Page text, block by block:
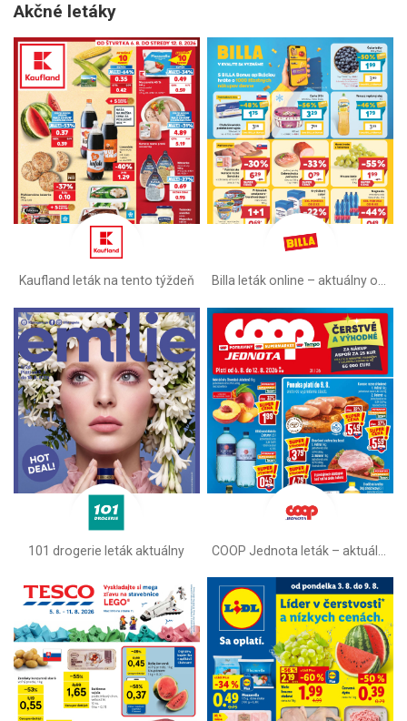
Akčné letáky
Kaufland leták na tento týždeň Billa leták online –⁠ aktuálny od stredy
101 drogerie leták aktuálny